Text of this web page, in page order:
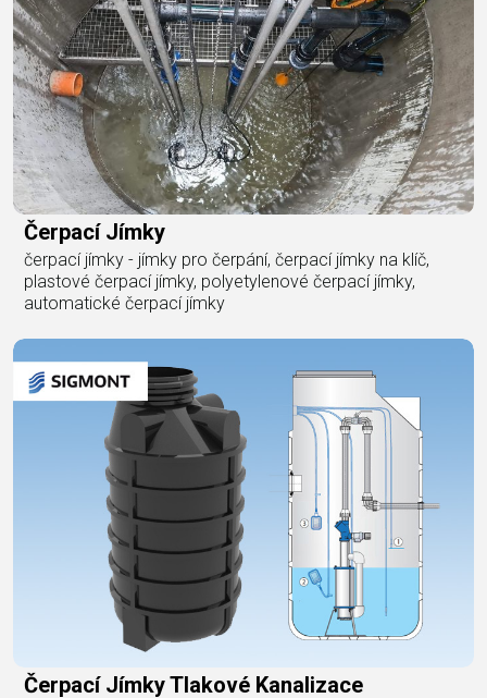
Čerpací Jímky
čerpací jímky - jímky pro čerpání, čerpací jímky na klíč,
plastové čerpací jímky, polyetylenové čerpací jímky,
automatické čerpací jímky
Čerpací Jímky Tlakové Kanalizace